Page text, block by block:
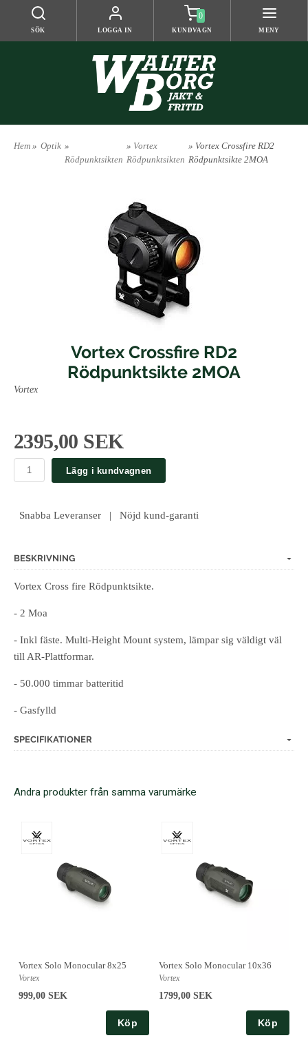
SÖK LOGGA IN
0
KUNDVAGN MENY
Hem » Optik »
Rödpunktsikten
» Vortex
Rödpunktsikten
» Vortex Crossfire RD2
Rödpunktsikte 2MOA
Vortex Crossfire RD2
Rödpunktsikte 2MOA
Vortex
2395,00 SEK
Lägg i kundvagnen
Snabba Leveranser | Nöjd kund-garanti
BESKRIVNING
Vortex Cross fire Rödpunktsikte.
- 2 Moa
- Inkl fäste. Multi-Height Mount system, lämpar sig väldigt väl
till AR-Plattformar.
- 50.000 timmar batteritid
- Gasfylld
SPECIFIKATIONER
Andra produkter från samma varumärke
Vortex Solo Monocular 8x25
Vortex
999,00 SEK
Köp
Vortex Solo Monocular 10x36
Vortex
1799,00 SEK
Köp